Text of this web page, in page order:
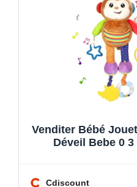
Venditer Bébé
Déveil Bebe 0
Cdiscount